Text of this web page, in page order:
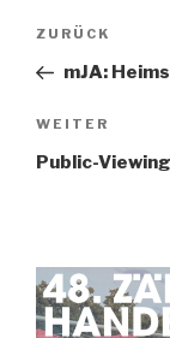
ZURÜCK
mJA:
WEITER
Public-